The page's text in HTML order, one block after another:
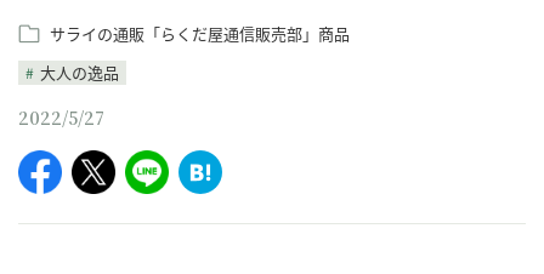
サライの通販「らくだ屋通信販売部」商品
大人の逸品
2022/5/27